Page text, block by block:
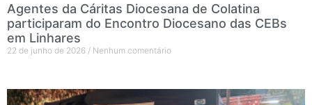
Agentes da Cáritas Diocesana de Colatina
participaram do Encontro Diocesano das CEBs
em Linhares
22 de junho de 2026 Nenhum comentário